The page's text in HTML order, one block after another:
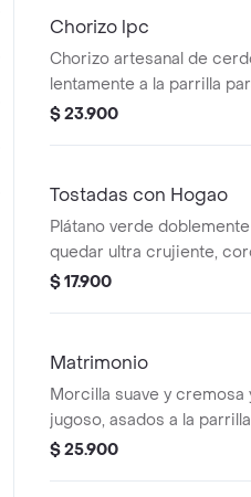
Chorizo lpc
Chorizo artesanal de
lentamente a la parrilla
jugoso y piel crujiente
$ 23.900
Tostadas con Hogao
Plátano verde
quedar ultra crujiente,
hogao casero para un
$ 17.900
Matrimonio
Morcilla suave y cremosa
jugoso, asados a la
tradicional, para compartir
$ 25.900